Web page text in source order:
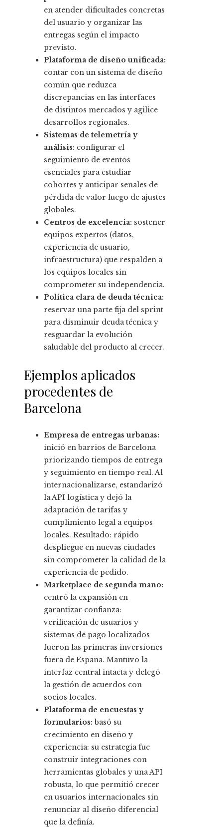
en atender dificultades concretas
del usuario y organizar las
entregas según el impacto
previsto.
Plataforma de diseño unificada:
contar con un sistema de diseño
común que reduzca
discrepancias en las interfaces
de distintos mercados y agilice
desarrollos regionales.
Sistemas de telemetría y
análisis: configurar el
seguimiento de eventos
esenciales para estudiar
cohortes y anticipar señales de
pérdida de valor luego de ajustes
globales.
Centros de excelencia: sostener
equipos expertos (datos,
experiencia de usuario,
infraestructura) que respalden a
los equipos locales sin
comprometer su independencia.
Política clara de deuda técnica:
reservar una parte fija del sprint
para disminuir deuda técnica y
resguardar la evolución
saludable del producto al crecer.
Ejemplos aplicados
procedentes de
Barcelona
Empresa de entregas urbanas:
inició en barrios de Barcelona
priorizando tiempos de entrega
y seguimiento en tiempo real. Al
internacionalizarse, estandarizó
la API logística y dejó la
adaptación de tarifas y
cumplimiento legal a equipos
locales. Resultado: rápido
despliegue en nuevas ciudades
sin comprometer la calidad de la
experiencia de pedido.
Marketplace de segunda mano:
centró la expansión en
garantizar confianza:
verificación de usuarios y
sistemas de pago localizados
fueron las primeras inversiones
fuera de España. Mantuvo la
interfaz central intacta y delegó
la gestión de acuerdos con
socios locales.
Plataforma de encuestas y
formularios: basó su
crecimiento en diseño y
experiencia: su estrategia fue
construir integraciones con
herramientas globales y una API
robusta, lo que permitió crecer
en usuarios internacionales sin
renunciar al diseño diferencial
que la definía.